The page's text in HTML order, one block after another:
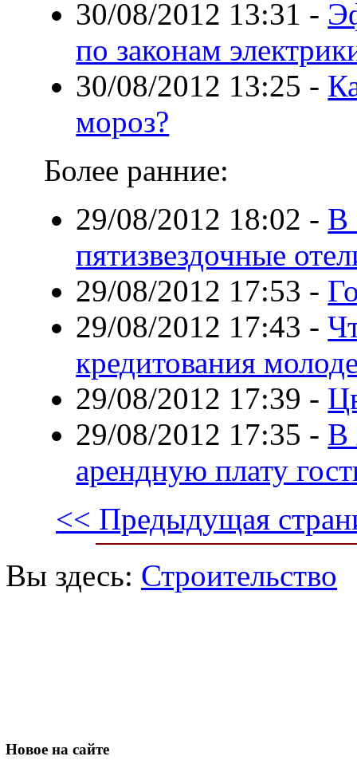
30/08/2012 13:31 -
по законам
30/08/2012 13:25 -
мороз?
Более ранние:
29/08/2012 18:02 - В
пятизвездочные
29/08/2012 17:53 -
29/08/2012 17:43 -
кредитования
29/08/2012 17:39 -
29/08/2012 17:35 - В
арендную плату
<< Предыдущая
Вы здесь: Строительство
Новое на сайте